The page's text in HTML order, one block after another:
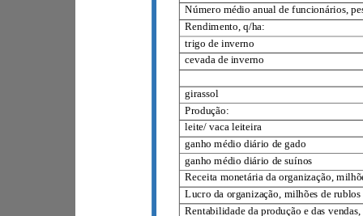
Rendimento, q/ha:
trigo de inverno
cevada de inverno
girassol
Produção:
leite/ vaca leiteira
ganho médio diário de gado
ganho médio diário de suínos
Lucro da organização, milhões de rublos